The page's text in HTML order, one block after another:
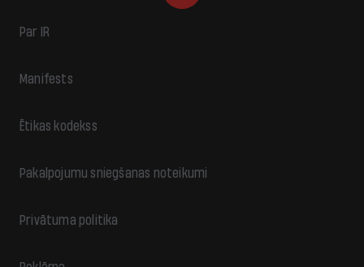
Par IR
Manifests
Ētikas kodekss
Pakalpojumu sniegšanas noteikumi
Privātuma politika